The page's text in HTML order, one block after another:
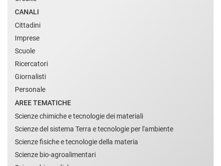
CANALI
Cittadini
Imprese
Scuole
Ricercatori
Giornalisti
Personale
AREE TEMATICHE
Scienze chimiche e tecnologie dei materiali
Scienze del sistema Terra e tecnologie per l'ambiente
Scienze fisiche e tecnologie della materia
Scienze bio-agroalimentari